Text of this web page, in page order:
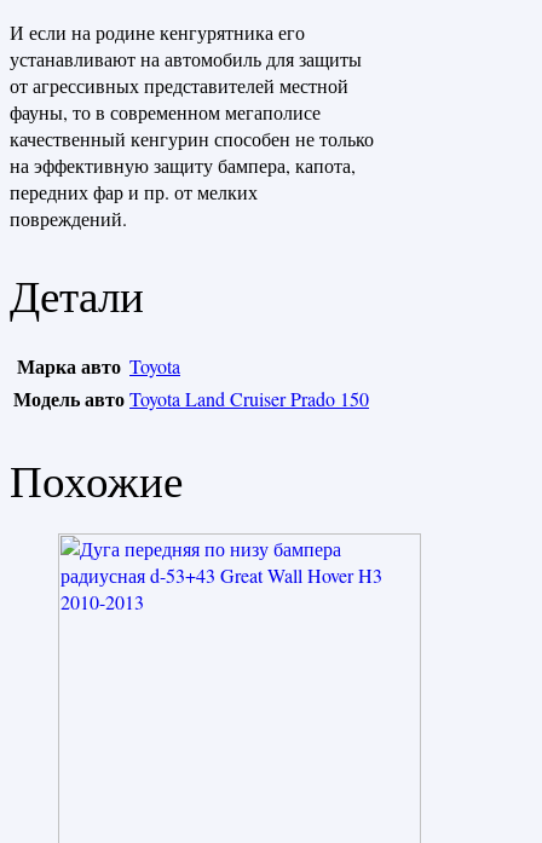
И если на родине кенгурятника его
устанавливают на автомобиль для защиты
от агрессивных представителей местной
фауны, то в современном мегаполисе
качественный кенгурин способен не только
на эффективную защиту бампера, капота,
передних фар и пр. от мелких
повреждений.
Детали
Марка авто Toyota
Модель автоToyota Land Cruiser Prado 150
Похожие